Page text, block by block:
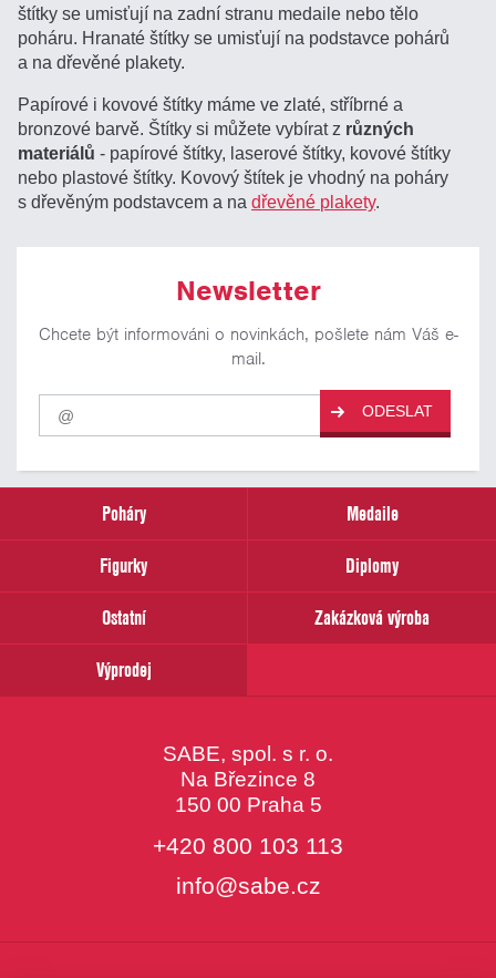
štítky se umisťují na zadní stranu medaile nebo tělo
poháru. Hranaté štítky se umisťují na podstavce pohárů
a na dřevěné plakety.
Papírové i kovové štítky máme ve zlaté, stříbrné a
bronzové barvě. Štítky si můžete vybírat z různých
materiálů - papírové štítky, laserové štítky, kovové štítky
nebo plastové štítky. Kovový štítek je vhodný na poháry
s dřevěným podstavcem a nadřevěné plakety.
Newsletter
Chcete být informováni o novinkách, pošlete nám Váš e-
mail.
Pro
odběr
našich
email
ODESLAT
Poháry
Medaile
Figurky
Diplomy
Ostatní
Zakázková výroba
Výprodej
SABE, spol. s r. o.
Na Březince 8
150 00 Praha 5
+420 800 103 113
info@sabe.cz